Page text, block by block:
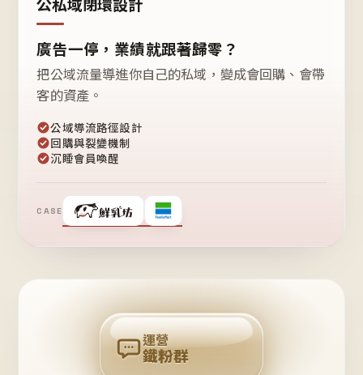
廣告一停，業績就跟著歸零？
把公域流量導進你自己的私域，變成會回購、會帶
客的資產。
公域導流路徑設計
回購與裂變機制
沉睡會員喚醒
CASE
❤
粉
回
購
運營
鐵粉群